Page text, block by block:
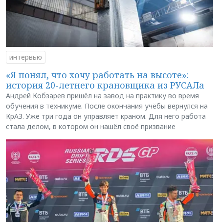
интервью
«Я понял, что хочу работать на высоте»:
история 20-летнего крановщика из РУСАЛа
Андрей Кобзарев пришёл на завод на практику во время
обучения в техникуме. После окончания учёбы вернулся на
КрАЗ. Уже три года он управляет краном. Для него работа
стала делом, в котором он нашёл своё призвание